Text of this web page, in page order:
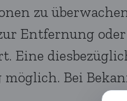
zu
Entfernung
Eine
möglich. Bei